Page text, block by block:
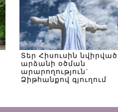
Տեր Հիսուսին նվիրված
արձանի օծման
արարողություն`
Ձիթհանքով գյուղում